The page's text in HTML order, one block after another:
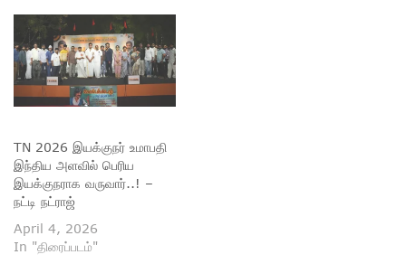
TN 2026 இயக்குநர் உமாபதி
இந்திய அளவில் பெரிய
இயக்குநராக வருவார்..! –
நட்டி நட்ராஜ்
April 4, 2026
In "திரைப்படம்"